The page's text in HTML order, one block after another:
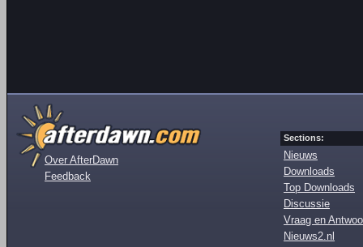
Over AfterDawn
Feedback
Sections:
Nieuws
Downloads
Top Downloads
Discussie
Vraag en
Nieuws2.nl